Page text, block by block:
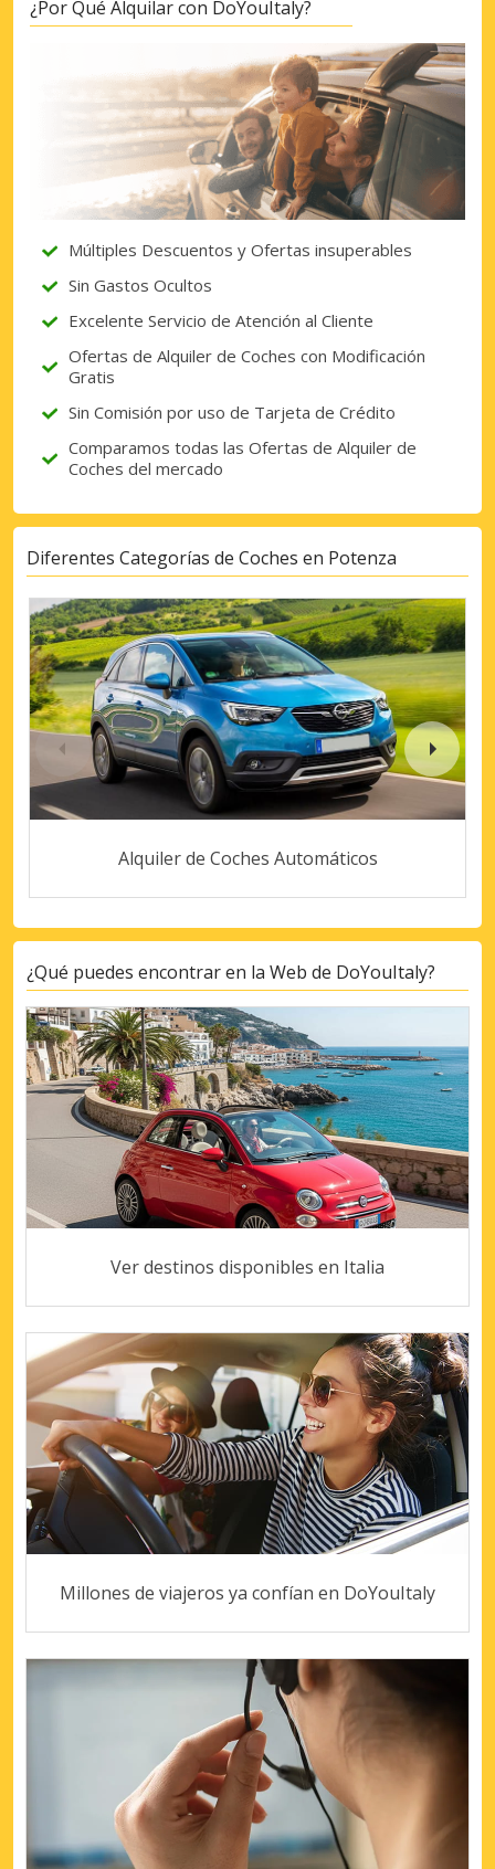
¿Por Qué Alquilar con DoYouItaly?
Múltiples Descuentos y Ofertas insuperables
Sin Gastos Ocultos
Excelente Servicio de Atención al Cliente
Ofertas de Alquiler de Coches con Modificación
Gratis
Sin Comisión por uso de Tarjeta de Crédito
Comparamos todas las Ofertas de Alquiler de
Coches del mercado
Diferentes Categorías de Coches en Potenza
Alquiler de Coches Automáticos
¿Qué puedes encontrar en la Web de DoYouItaly?
Ver destinos disponibles en Italia
Millones de viajeros ya confían en DoYouItaly